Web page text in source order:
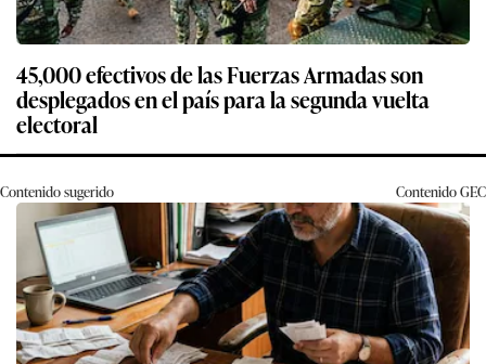
45,000 efectivos de las Fuerzas Armadas son
desplegados en el país para la segunda vuelta
electoral
Contenido sugerido ContenidoGEC